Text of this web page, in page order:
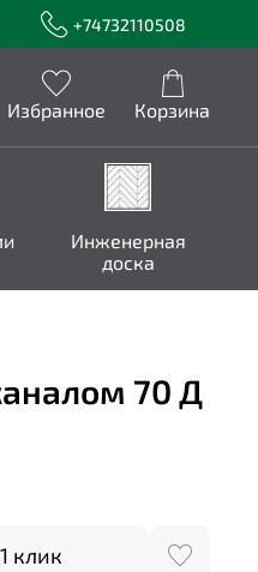
+74732110508
Избранное Корзина
Инженерная
доска
70 Д
клик